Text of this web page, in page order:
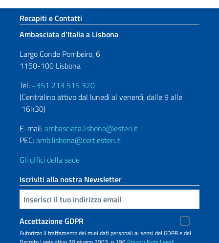
Sezione footer
Recapiti e Contatti
Ambasciata d’Italia a Lisbona
Largo Conde Pombeiro, 6
1150-100 Lisbona
Tel: +351 213 515 320
(Centralino attivo dal lunedì al venerdì, dalle 9 alle
16h30)
E-mail:ambasciata.lisbona@esteri.it
PEC:amb.lisbona@cert.esteri.it
Gli uffici della sede
Iscriviti alla nostra Newsletter
Inserisci la tua email
Accettazione GDPR
Autorizzo il trattamento dei miei dati personali ai sensi del GDPR e del